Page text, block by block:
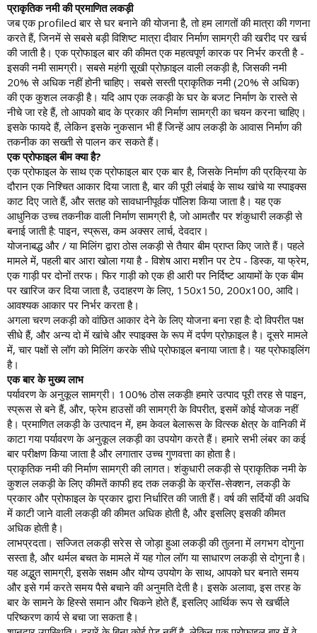
प्राकृतिक नमी की प्रमाणित लकड़ी
जब एक profiled बार से घर बनाने की योजना है, तो हम लागतों की मात्रा की गणना
करते हैं, जिनमें से सबसे बड़ी विशिष्ट मात्रा दीवार निर्माण सामग्री की खरीद पर खर्च
की जाती है। एक प्रोफाइल बार की कीमत एक महत्वपूर्ण कारक पर निर्भर करती है -
इसकी नमी सामग्री। सबसे महंगी सूखी प्रोफ़ाइल वाली लकड़ी है, जिसकी नमी
20% से अधिक नहीं होनी चाहिए। सबसे सस्ती प्राकृतिक नमी (20% से अधिक)
की एक कुशल लकड़ी है। यदि आप एक लकड़ी के घर के बजट निर्माण के रास्ते से
नीचे जा रहे हैं, तो आपको बाद के प्रकार की निर्माण सामग्री का चयन करना चाहिए।
इसके फायदे हैं, लेकिन इसके नुकसान भी हैं जिन्हें आप लकड़ी के आवास निर्माण की
तकनीक का सख्ती से पालन कर सकते हैं।
एक प्रोफाइल बीम क्या है?
एक प्रोफाइल के साथ एक प्रोफाइल बार एक बार है, जिसके निर्माण की प्रक्रिया के
दौरान एक निश्चित आकार दिया जाता है, बार की पूरी लंबाई के साथ खांचे या स्पाइक्स
काट दिए जाते हैं, और सतह को सावधानीपूर्वक पॉलिश किया जाता है। यह एक
आधुनिक उच्च तकनीक वाली निर्माण सामग्री है, जो आमतौर पर शंकुधारी लकड़ी से
बनाई जाती है: पाइन, स्प्रूस, कम अक्सर लार्च, देवदार।
योजनाबद्ध और / या मिलिंग द्वारा ठोस लकड़ी से तैयार बीम प्राप्त किए जाते हैं। पहले
मामले में, पहली बार आरा खोला गया है - विशेष आरा मशीन पर टेप - डिस्क, या फ्रेम,
एक गाड़ी पर दोनों तरफ। फिर गाड़ी को एक ही आरी पर निर्दिष्ट आयामों के एक बीम
पर खारिज कर दिया जाता है, उदाहरण के लिए, 150x150, 200x100, आदि।
आवश्यक आकार पर निर्भर करता है।
अगला चरण लकड़ी को वांछित आकार देने के लिए योजना बना रहा है: दो विपरीत पक्ष
सीधे हैं, और अन्य दो में खांचे और स्पाइक्स के रूप में दर्पण प्रोफ़ाइल है। दूसरे मामले
में, चार पक्षों से लॉग को मिलिंग करके सीधे प्रोफाइल बनाया जाता है। यह प्रोफाइलिंग
है।
एक बार के मुख्य लाभ
पर्यावरण के अनुकूल सामग्री। 100% ठोस लकड़ी! हमारे उत्पाद पूरी तरह से पाइन,
स्प्रूस से बने हैं, और, फ्रेम हाउसों की सामग्री के विपरीत, इसमें कोई योजक नहीं
है। प्रमाणित लकड़ी के उत्पादन में, हम केवल बेलारूस के वित्स्क क्षेत्र के वानिकी में
काटा गया पर्यावरण के अनुकूल लकड़ी का उपयोग करते हैं। हमारे सभी लंबर का कई
बार परीक्षण किया जाता है और लगातार उच्च गुणवत्ता का होता है।
प्राकृतिक नमी की निर्माण सामग्री की लागत। शंकुधारी लकड़ी से प्राकृतिक नमी के
कुशल लकड़ी के लिए कीमतें काफी हद तक लकड़ी के क्रॉस-सेक्शन, लकड़ी के
प्रकार और प्रोफाइल के प्रकार द्वारा निर्धारित की जाती हैं। वर्ष की सर्दियों की अवधि
में काटी जाने वाली लकड़ी की कीमत अधिक होती है, और इसलिए इसकी कीमत
अधिक होती है।
लाभप्रदता। सज्जित लकड़ी सरेस से जोड़ा हुआ लकड़ी की तुलना में लगभग दोगुना
सस्ता है, और थर्मल बचत के मामले में यह गोल लॉग या साधारण लकड़ी से दोगुना है।
यह अद्भुत सामग्री, इसके सक्षम और योग्य उपयोग के साथ, आपको घर बनाते समय
और इसे गर्म करते समय पैसे बचाने की अनुमति देती है। इसके अलावा, इस तरह के
बार के सामने के हिस्से समान और चिकने होते हैं, इसलिए आर्थिक रूप से खर्चीले
परिष्करण कार्य से बचा जा सकता है।